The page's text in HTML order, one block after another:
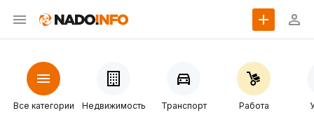
Все категории Недвижимость Транспорт Работа